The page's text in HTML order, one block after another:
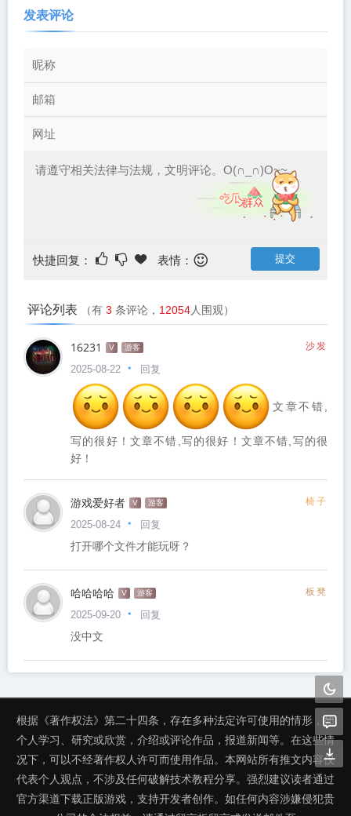
发表评论
快捷回复： 表情：
评论列表 （有 3 条评论， 12054人围观）
16231 V 游客 沙发
2025-08-22 回复
文章不错,
写的很好！文章不错,写的很好！文章不错,写的很
好！
游戏爱好者 V 游客 椅子
2025-08-24 回复
打开哪个文件才能玩呀？
哈哈哈哈 V 游客 板凳
2025-09-20 回复
没中文
根据《著作权法》第二十四条，存在多种法定许可使用的情形，如
个人学习、研究或欣赏，介绍或评论作品，报道新闻等。在这些情
况下，可以不经著作权人许可而使用作品。本网站所有推文内容仅
代表个人观点，不涉及任何破解技术教程分享。强烈建议读者通过
官方渠道下载正版游戏，支持开发者创作。如任何内容涉嫌侵犯贵